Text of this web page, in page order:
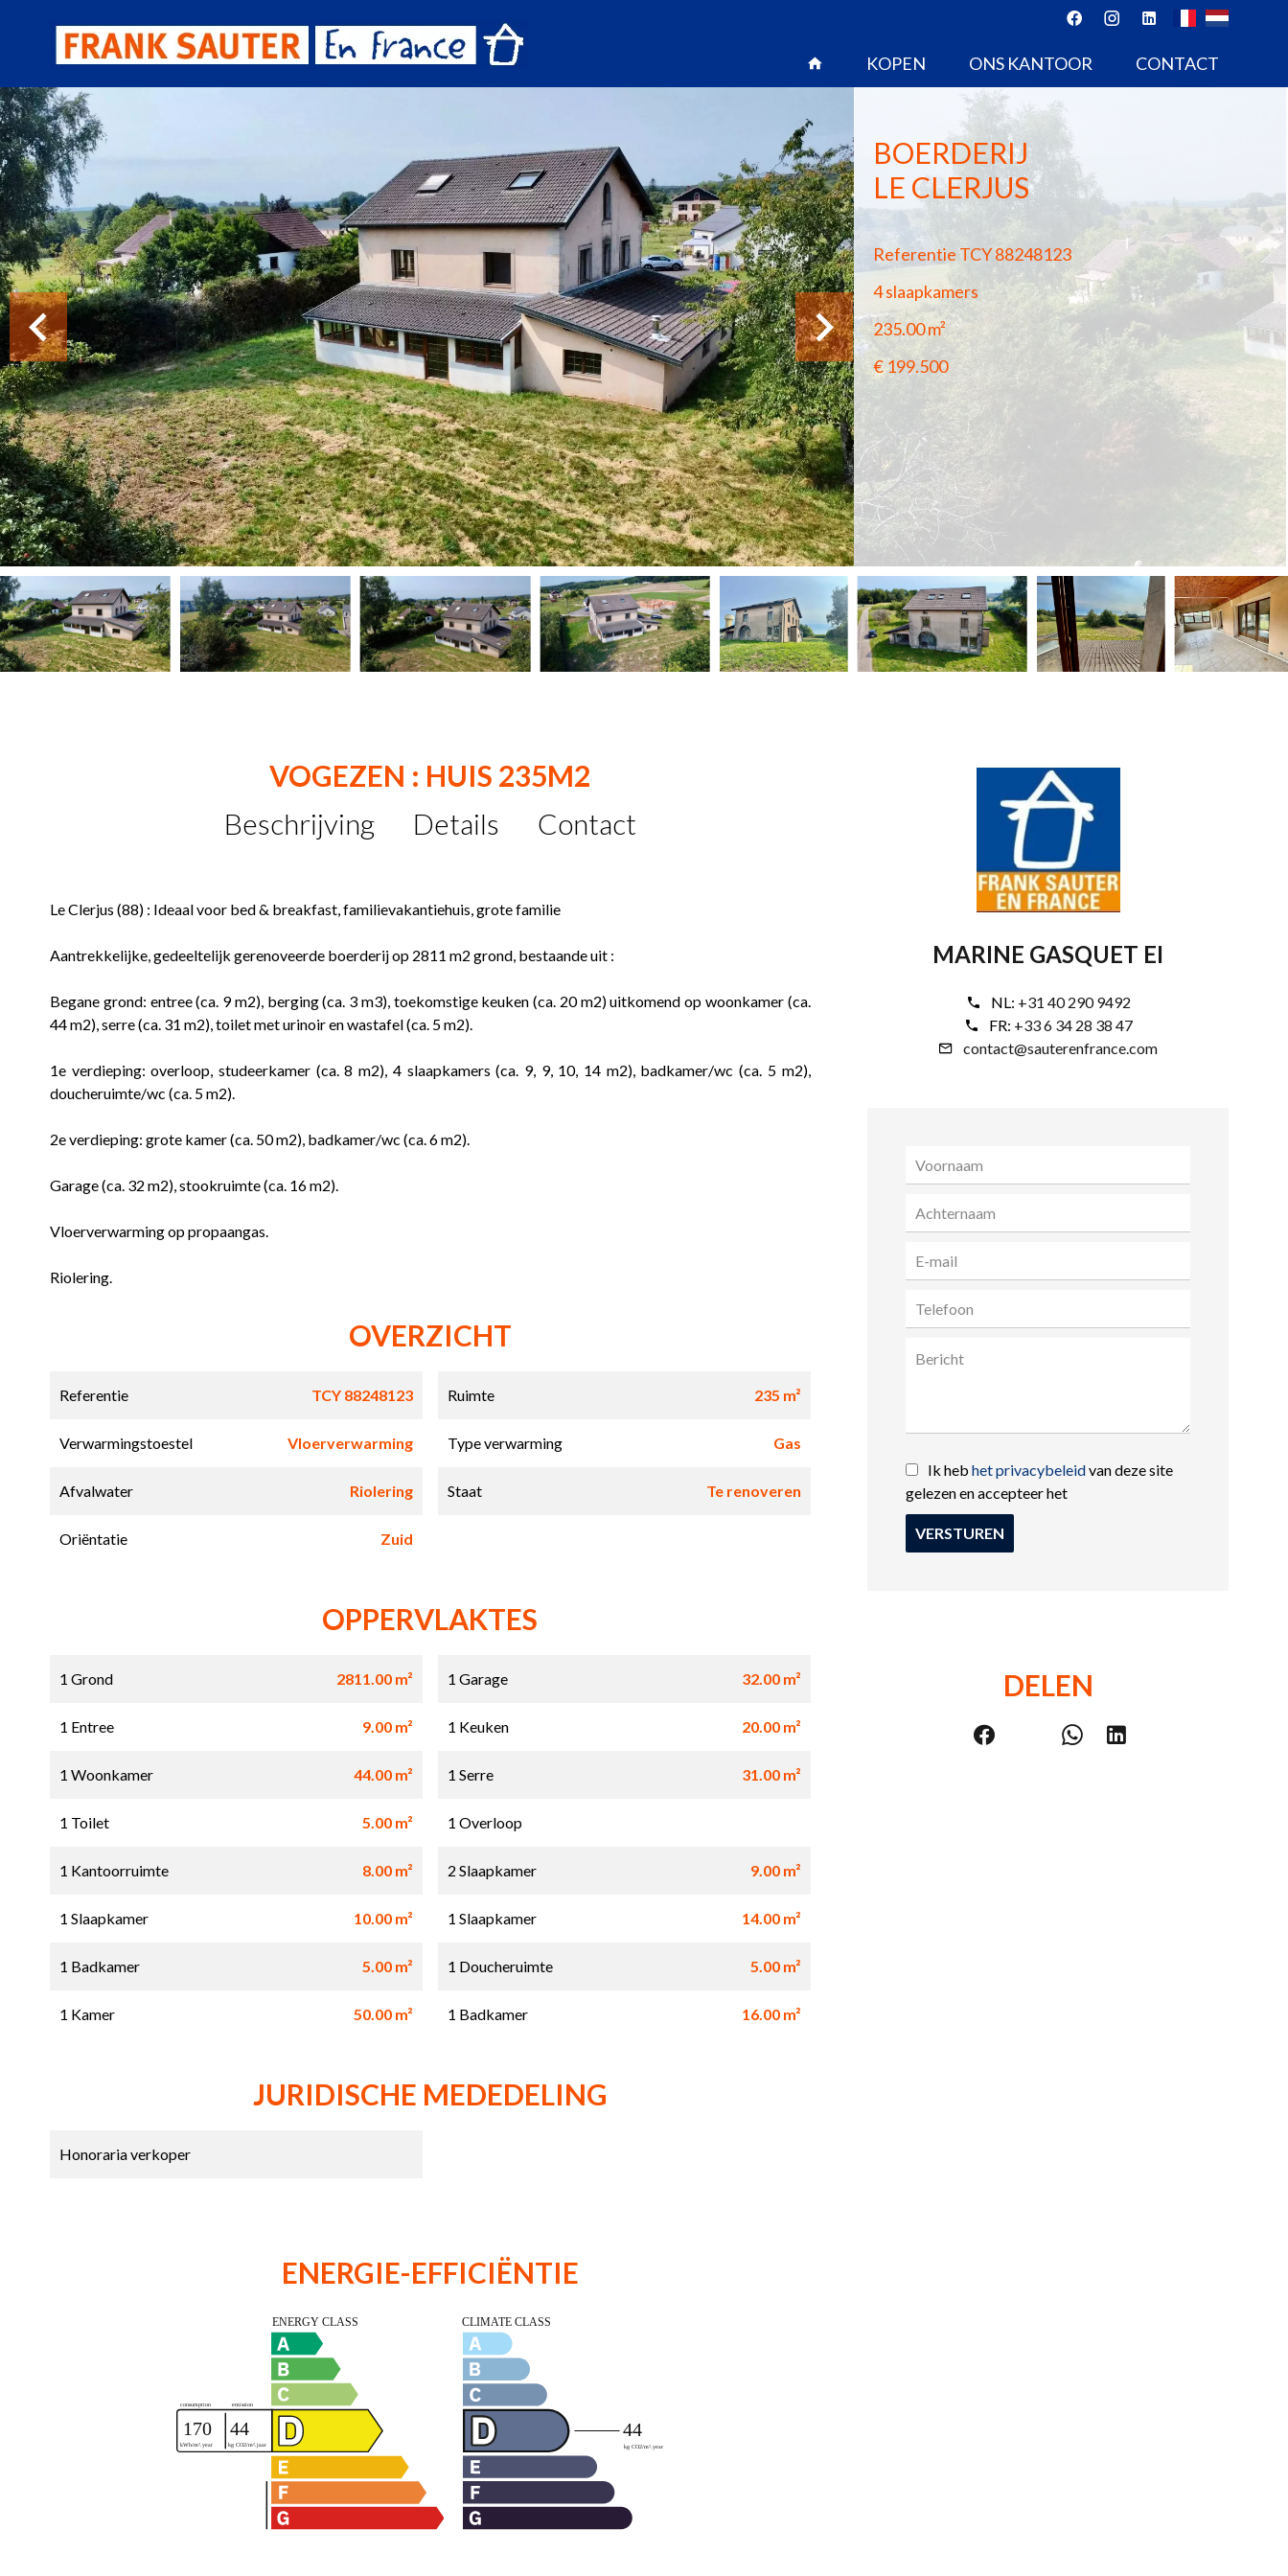
KOPEN ONS KANTOOR CONTACT
BOERDERIJ
LE CLERJUS
ReferentieTCY 88248123
4 slaapkamers
235.00m²
€ 199.500
VOGEZEN : HUIS 235M2
Beschrijving
Details Contact
Le Clerjus (88) : Ideaal voor bed & breakfast, familievakantiehuis, grote familie
Aantrekkelijke, gedeeltelijk gerenoveerde boerderij op 2811 m2 grond, bestaande uit :
Begane grond: entree (ca. 9 m2), berging (ca. 3 m3), toekomstige keuken (ca. 20 m2) uitkomend op woonkamer (ca.
44 m2), serre (ca. 31 m2), toilet met urinoir en wastafel (ca. 5 m2).
1e verdieping: overloop, studeerkamer (ca. 8 m2), 4 slaapkamers (ca. 9, 9, 10, 14 m2), badkamer/wc (ca. 5 m2),
doucheruimte/wc (ca. 5 m2).
2e verdieping: grote kamer (ca. 50 m2), badkamer/wc (ca. 6 m2).
Garage (ca. 32 m2), stookruimte (ca. 16 m2).
Vloerverwarming op propaangas.
Riolering.
OVERZICHT
Referentie TCY 88248123 Ruimte 235 m²
Verwarmingstoestel Vloerverwarming Type verwarming Gas
Afvalwater Riolering Staat Te renoveren
Oriëntatie Zuid
OPPERVLAKTES
1 Grond 2811.00 m² 1 Garage 32.00 m²
1 Entree 9.00 m² 1 Keuken 20.00 m²
1 Woonkamer 44.00 m² 1 Serre 31.00 m²
1 Toilet 5.00 m² 1 Overloop
1 Kantoorruimte 8.00 m² 2 Slaapkamer 9.00 m²
1 Slaapkamer 10.00 m² 1 Slaapkamer 14.00 m²
1 Badkamer 5.00 m² 1 Doucheruimte 5.00 m²
1 Kamer 50.00 m² 1 Badkamer 16.00 m²
JURIDISCHE MEDEDELING
Honoraria verkoper
ENERGIE-EFFICIËNTIE
MARINE GASQUET EI
NL: +31 40 290 9492
FR: +33 6 34 28 38 47
contact@sauterenfrance.com
Ik hebhet privacybeleidvan deze site
gelezen en accepteer het
VERSTUREN
DELEN